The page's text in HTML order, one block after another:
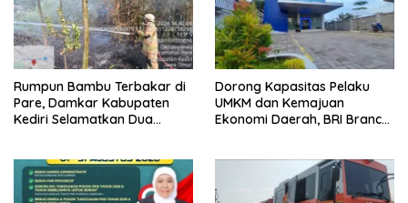
Rumpun Bambu Terbakar di
Pare, Damkar Kabupaten
Kediri Selamatkan Dua
Dorong Kapasitas Pelaku
UMKM dan Kemajuan
Ekonomi Daerah, BRI Branch